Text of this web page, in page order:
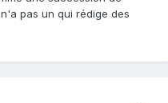
pas un qui rédige des